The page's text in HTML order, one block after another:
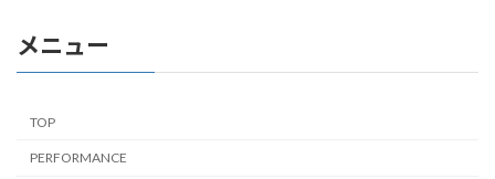
メニュー
TOP
PERFORMANCE